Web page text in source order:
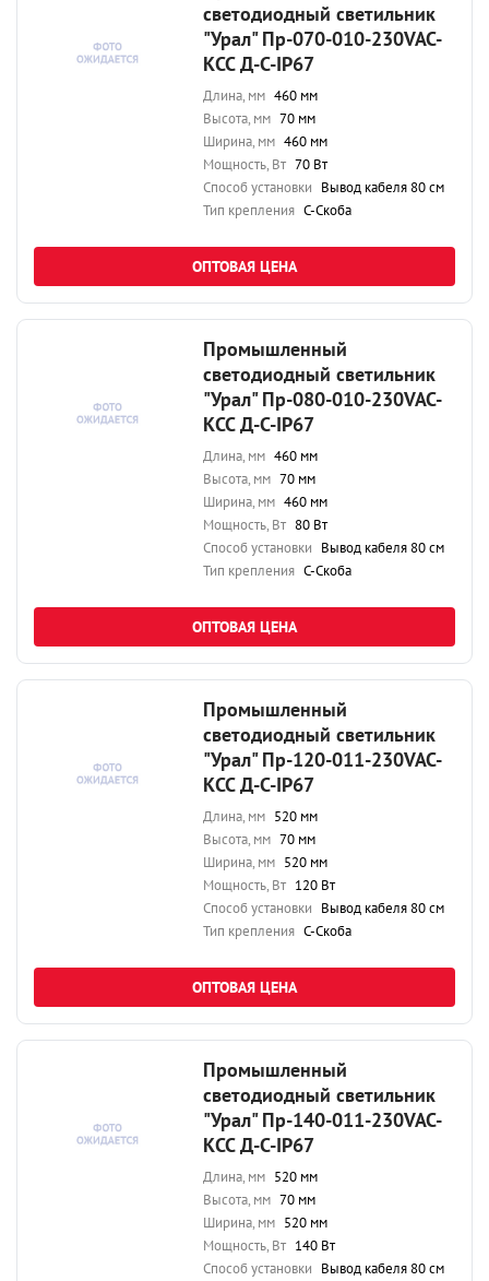
светодиодный светильник
"Урал" Пр-070-010-230VAC-
КСС Д-С-IP67
Длина, мм 460 мм
Высота, мм 70 мм
Ширина, мм 460 мм
Мощность, Вт 70 Вт
Способ установки Вывод кабеля 80 см
Тип крепления С-Скоба
ОПТОВАЯ ЦЕНА
Промышленный
светодиодный светильник
"Урал" Пр-080-010-230VAC-
КСС Д-С-IP67
Длина, мм 460 мм
Высота, мм 70 мм
Ширина, мм 460 мм
Мощность, Вт 80 Вт
Способ установки Вывод кабеля 80 см
Тип крепления С-Скоба
ОПТОВАЯ ЦЕНА
Промышленный
светодиодный светильник
"Урал" Пр-120-011-230VAC-
КСС Д-С-IP67
Длина, мм 520 мм
Высота, мм 70 мм
Ширина, мм 520 мм
Мощность, Вт 120 Вт
Способ установки Вывод кабеля 80 см
Тип крепления С-Скоба
ОПТОВАЯ ЦЕНА
Промышленный
светодиодный светильник
"Урал" Пр-140-011-230VAC-
КСС Д-С-IP67
Длина, мм 520 мм
Высота, мм 70 мм
Ширина, мм 520 мм
Мощность, Вт 140 Вт
Способ установки Вывод кабеля 80 см